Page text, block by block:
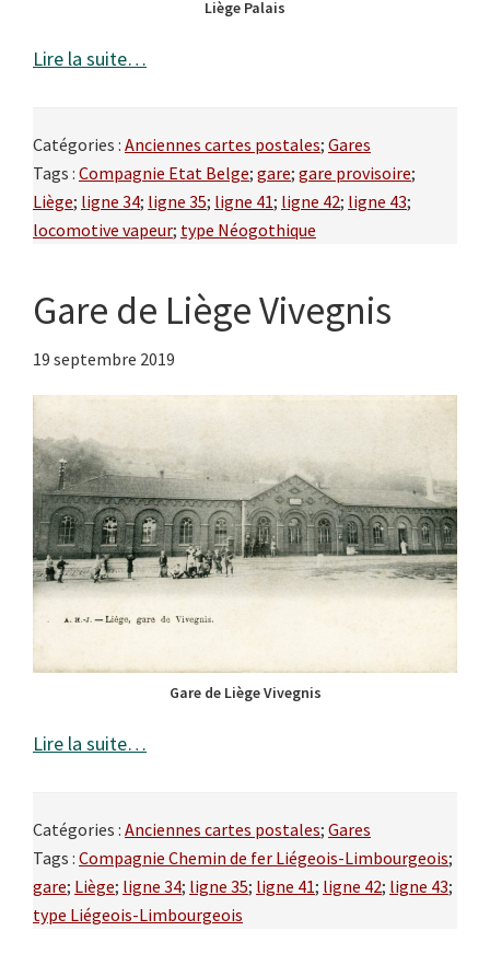
Liège Palais
Lire la suite…
Catégories : Anciennes cartes postales; Gares
Tags : Compagnie Etat Belge; gare; gare provisoire;
Liège; ligne 34; ligne 35; ligne 41; ligne 42; ligne 43;
locomotive vapeur; type Néogothique
Gare de Liège Vivegnis
19 septembre 2019
Gare de Liège Vivegnis
Lire la suite…
Catégories : Anciennes cartes postales; Gares
Tags : Compagnie Chemin de fer Liégeois-Limbourgeois;
gare; Liège; ligne 34; ligne 35; ligne 41; ligne 42; ligne 43;
type Liégeois-Limbourgeois